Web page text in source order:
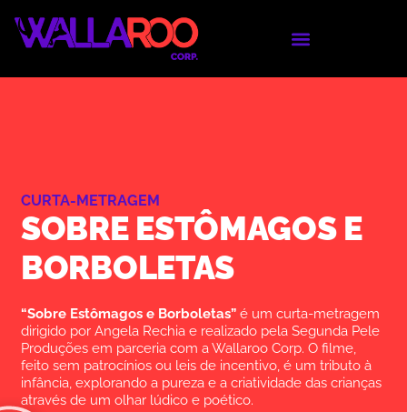
CURTA-METRAGEM
SOBRE ESTÔMAGOS E
BORBOLETAS
“Sobre Estômagos e Borboletas” é um curta-metragem
dirigido por Angela Rechia e realizado pela Segunda Pele
Produções em parceria com a Wallaroo Corp. O filme,
feito sem patrocínios ou leis de incentivo, é um tributo à
infância, explorando a pureza e a criatividade das crianças
através de um olhar lúdico e poético.